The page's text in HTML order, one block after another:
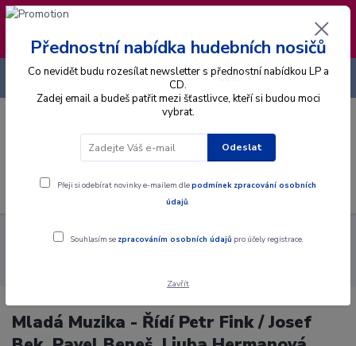
❣️ Od 4.8. do 13.8. čerpám dovolenou. Datum
expedice objednávek se posouvá na pátek
14.8.2026 🐋
Menu
CZK
+420 725 736 293
Alba Gramodesky
Mladá Muzika - Řídí Petr Fink / Josef Bek,
Mladá Muzika - Řídí Petr Fink / Josef
Přednostní nabídka hudebních nosičů
Co nevidět budu rozesílat newsletter s přednostní nabídkou LP a
CD.
Zadej email a budeš patřit mezi šťastlivce, kteří si budou moci
vybrat.
Odeslat
Přeji si odebírat novinky e-mailem dlepodmínek zpracování osobních
údajů.
Souhlasím se zpracováním osobních údajů pro účely registrace.
Zavřít